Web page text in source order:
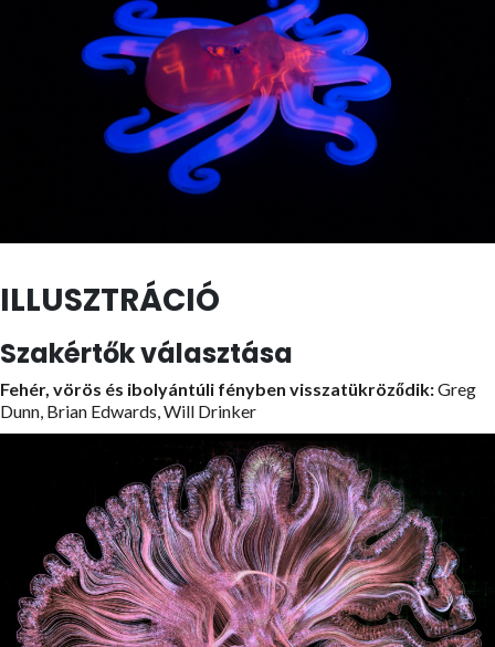
ILLUSZTRÁCIÓ
Szakértők választása
Fehér, vörös és ibolyántúli fényben visszatükröződik:Greg
Dunn, Brian Edwards, Will Drinker